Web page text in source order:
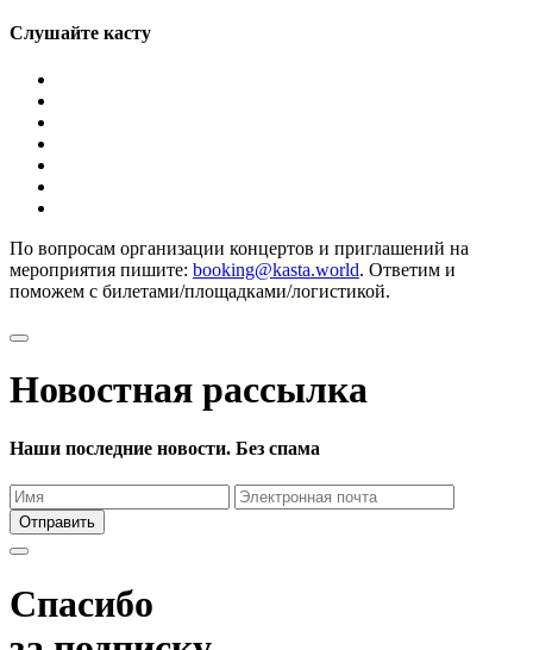
Слушайте касту
По вопросам организации концертов и приглашений на
мероприятия пишите: booking@kasta.world. Ответим и
поможем с билетами/площадками/логистикой.
Новостная рассылка
Наши последние новости. Без спама
Отправить
Спасибо